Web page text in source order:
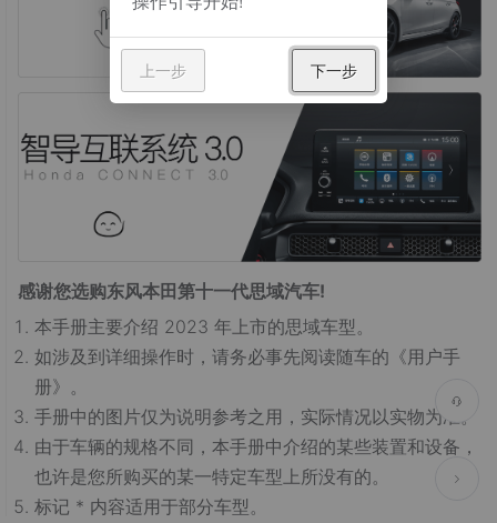
感谢您选购东风本田第十一代思域汽车!
本手册主要介绍 2023 年上市的思域车型。
如涉及到详细操作时，请务必事先阅读随车的《用户手
册》。
手册中的图片仅为说明参考之用，实际情况以实物为准。
由于车辆的规格不同，本手册中介绍的某些装置和设备，
也许是您所购买的某一特定车型上所没有的。
标记 * 内容适用于部分车型。
上一步 下一步